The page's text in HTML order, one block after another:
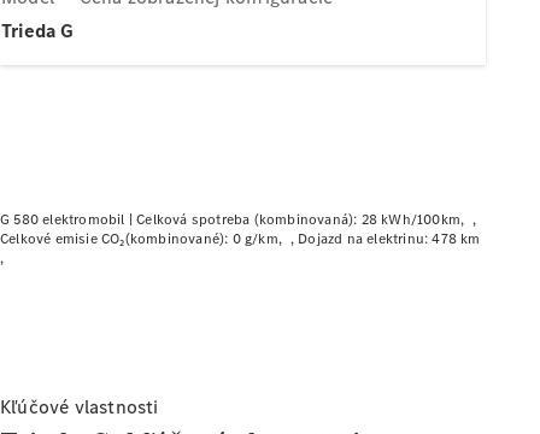
Plug-in hybridné modely
Všetky
Trieda
Trieda G
G 580 elektromobil |Celková spotreba (kombinovaná): 28 kWh/100km
Celkové emisie CO₂(kombinované): 0 g/km
Dojazd na elektrinu: 478 km
Kľúčové vlastnosti